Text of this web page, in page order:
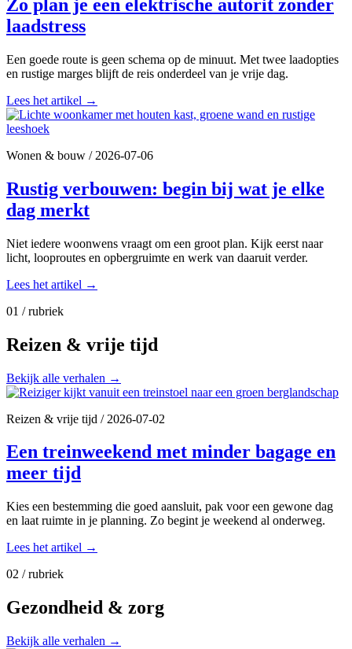
Zo plan je een elektrische autorit zonder
laadstress
Een goede route is geen schema op de minuut. Met twee laadopties
en rustige marges blijft de reis onderdeel van je vrije dag.
Lees het artikel →
Wonen & bouw /2026-07-06
Rustig verbouwen: begin bij wat je elke
dag merkt
Niet iedere woonwens vraagt om een groot plan. Kijk eerst naar
licht, looproutes en opbergruimte en werk van daaruit verder.
Lees het artikel →
01 / rubriek
Reizen & vrije tijd
Bekijk alle verhalen →
Reizen & vrije tijd /2026-07-02
Een treinweekend met minder bagage en
meer tijd
Kies een bestemming die goed aansluit, pak voor een gewone dag
en laat ruimte in je planning. Zo begint je weekend al onderweg.
Lees het artikel →
02 / rubriek
Gezondheid & zorg
Bekijk alle verhalen →